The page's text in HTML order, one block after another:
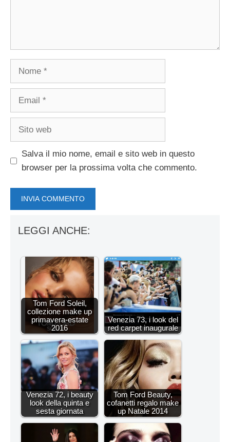
Nome
Email
Sito
Salva il mio nome, email e sito web in questo
browser per la prossima volta che commento.
LEGGI ANCHE:
Tom Ford Soleil,
collezione make up
primavera-estate
2016
Venezia 73, i look del
red carpet inaugurale
Venezia 72, i beauty
look della quinta e
sesta giornata
Tom Ford Beauty,
cofanetti regalo make
up Natale 2014